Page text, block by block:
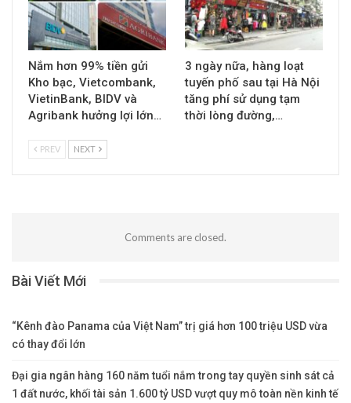
Nắm hơn 99% tiền gửi
Kho bạc, Vietcombank,
VietinBank, BIDV và
Agribank hưởng lợi lớn…
3 ngày nữa, hàng loạt
tuyến phố sau tại Hà Nội
tăng phí sử dụng tạm
thời lòng đường,…
PREV NEXT
Comments are closed.
Bài Viết Mới
“Kênh đào Panama của Việt Nam” trị giá hơn 100 triệu USD vừa
có thay đổi lớn
Đại gia ngân hàng 160 năm tuổi nắm trong tay quyền sinh sát cả
1 đất nước, khối tài sản 1.600 tỷ USD vượt quy mô toàn nền kinh tế